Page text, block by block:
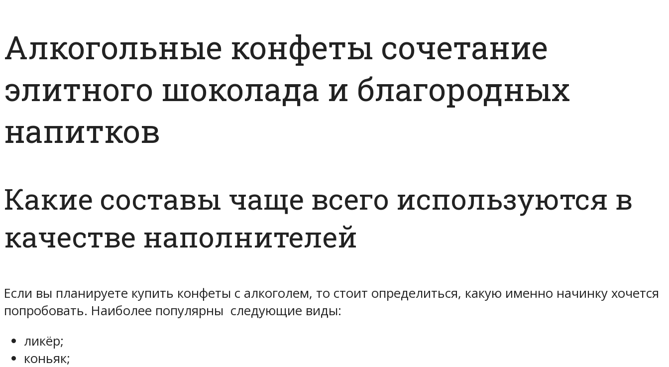
Алкогольные конфеты сочетание
элитного шоколада и благородных
напитков
Какие составы чаще всего используются в
качестве наполнителей
Если вы планируете купить конфеты с алкоголем, то стоит определиться, какую именно начинку хочется
попробовать. Наиболее популярны следующие виды:
ликёр;
коньяк;